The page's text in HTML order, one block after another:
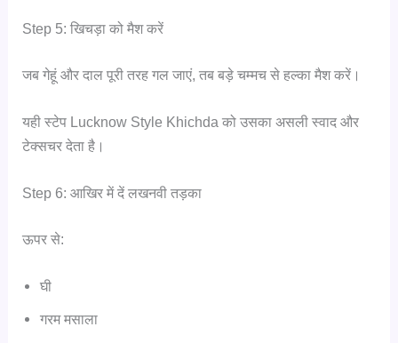
Step 5: खिचड़ा को मैश करें
जब गेहूं और दाल पूरी तरह गल जाएं, तब बड़े चम्मच से हल्का मैश करें।
यही स्टेप Lucknow Style Khichda को उसका असली स्वाद और
टेक्सचर देता है।
Step 6: आखिर में दें लखनवी तड़का
ऊपर से:
घी
गरम मसाला